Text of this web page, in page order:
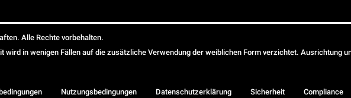
Alle Rechte vorbehalten.
wird in wenigen Fällen auf die zusätzliche Verwendung der weiblichen Form verzichtet. Ausrichtung
Nutzungsbedingungen Datenschutzerklärung Sicherheit Compliance